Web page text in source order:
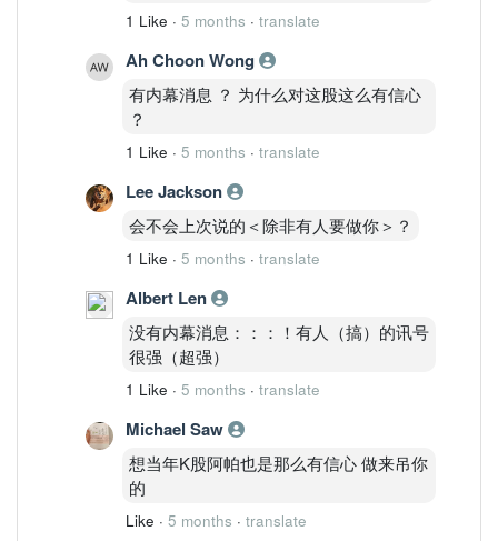
1 Like · 5 months · translate
Ah Choon Wong
有内幕消息 ？ 为什么对这股这么有信心
？
1 Like · 5 months · translate
Lee Jackson
会不会上次说的＜除非有人要做你＞？
1 Like · 5 months · translate
Albert Len
没有内幕消息：：：！有人（搞）的讯号
很强（超强）
1 Like · 5 months · translate
Michael Saw
想当年K股阿帕也是那么有信心 做来吊你
的
Like · 5 months · translate